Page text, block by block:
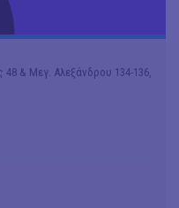
48 & Μεγ. Αλεξάνδρου 134-136,